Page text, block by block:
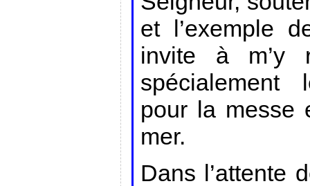
et l’exemple
invite à m’y
spécialement
pour la messe
mer.
Dans l’attente